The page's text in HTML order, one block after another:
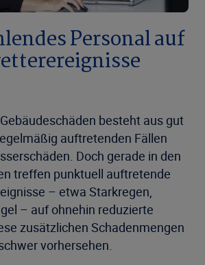
Personal auf
besteht aus gut
auftretenden Fällen
Doch gerade in den
treffen punktuell auftretende
– etwa Starkregen,
– auf ohnehin reduzierte
zusätzlichen Schadenmengen
vorhersehen.